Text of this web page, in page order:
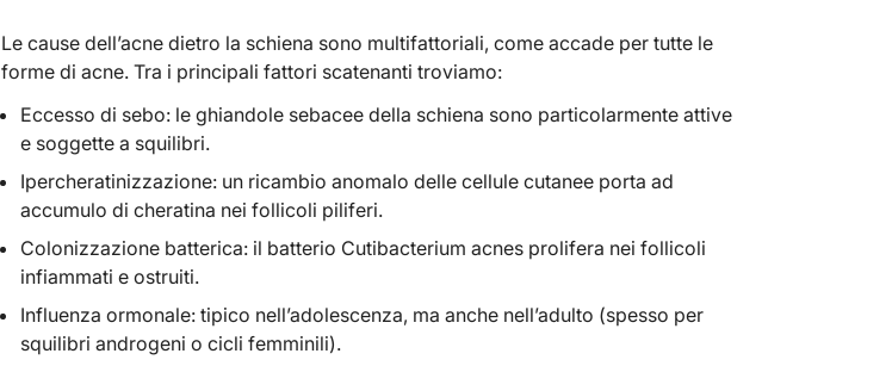
Le cause dell’acne dietro la schiena sono multifattoriali, come accade per tutte le
forme di acne. Tra i principali fattori scatenanti troviamo:
Eccesso di sebo: le ghiandole sebacee della schiena sono particolarmente attive
e soggette a squilibri.
Ipercheratinizzazione: un ricambio anomalo delle cellule cutanee porta ad
accumulo di cheratina nei follicoli piliferi.
Colonizzazione batterica: il batterio Cutibacterium acnes prolifera nei follicoli
infiammati e ostruiti.
Influenza ormonale: tipico nell’adolescenza, ma anche nell’adulto (spesso per
squilibri androgeni o cicli femminili).